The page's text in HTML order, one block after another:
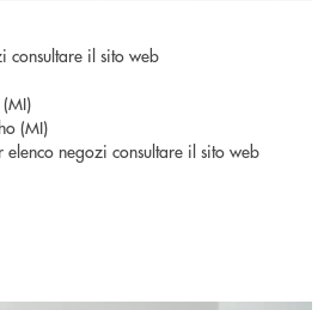
consultare il sito web
(MI)
elenco negozi consultare il sito web